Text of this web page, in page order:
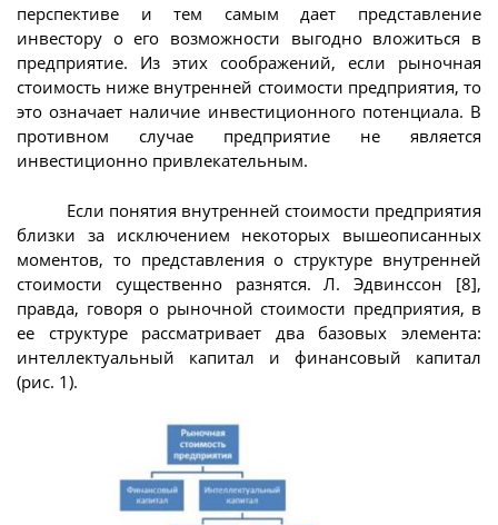
перспективе и тем самым дает представление
инвестору о его возможности выгодно вложиться в
предприятие. Из этих соображений, если рыночная
стоимость ниже внутренней стоимости предприятия, то
это означает наличие инвестиционного потенциала. В
противном случае предприятие не является
инвестиционно привлекательным.
Если понятия внутренней стоимости предприятия
близки за исключением некоторых вышеописанных
моментов, то представления о структуре внутренней
стоимости существенно разнятся. Л. Эдвинссон [8],
правда, говоря о рыночной стоимости предприятия, в
ее структуре рассматривает два базовых элемента:
интеллектуальный капитал и финансовый капитал
(рис. 1).